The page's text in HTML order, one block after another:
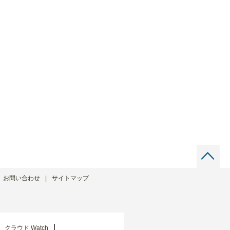
お問い合わせ サイトマップ
クラウド Watch